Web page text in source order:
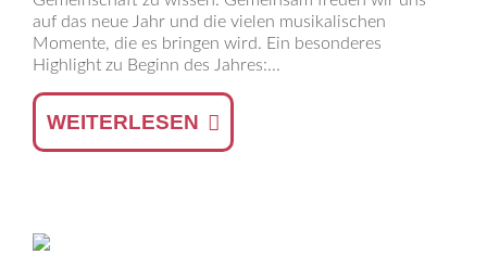
auf das neue Jahr und die vielen musikalischen
Momente, die es bringen wird. Ein besonderes
Highlight zu Beginn des Jahres:...
WEITERLESEN